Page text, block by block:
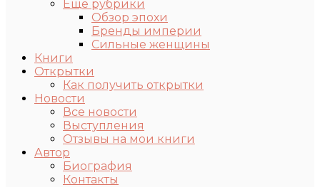
Еще рубрики
Обзор эпохи
Бренды империи
Сильные женщины
Книги
Открытки
Как получить открытки
Новости
Все новости
Выступления
Отзывы на мои книги
Автор
Биография
Контакты